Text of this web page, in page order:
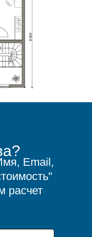
Email,
расчет